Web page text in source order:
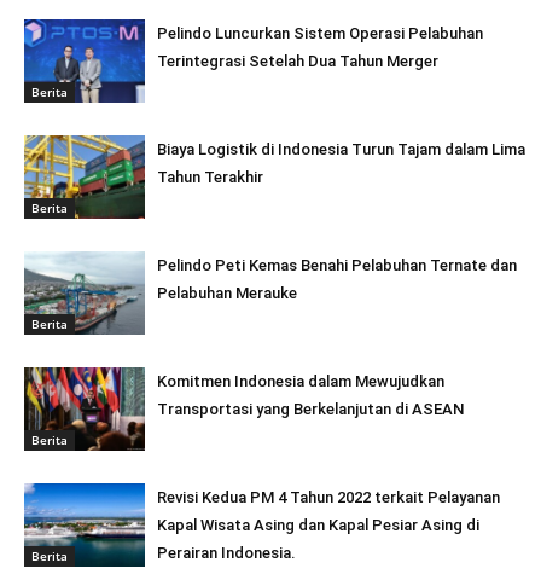
Berita
Pelindo Luncurkan Sistem Operasi Pelabuhan
Terintegrasi Setelah Dua Tahun Merger
Berita
Biaya Logistik di Indonesia Turun Tajam dalam Lima
Tahun Terakhir
Berita
Pelindo Peti Kemas Benahi Pelabuhan Ternate dan
Pelabuhan Merauke
Berita
Komitmen Indonesia dalam Mewujudkan
Transportasi yang Berkelanjutan di ASEAN
Berita
Revisi Kedua PM 4 Tahun 2022 terkait Pelayanan
Kapal Wisata Asing dan Kapal Pesiar Asing di
Perairan Indonesia.